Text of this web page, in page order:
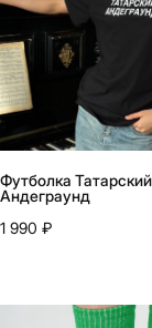
Футболка Татарский
Андеграунд
1 990 ₽